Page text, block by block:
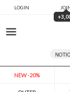
LOGIN
NEW -20%